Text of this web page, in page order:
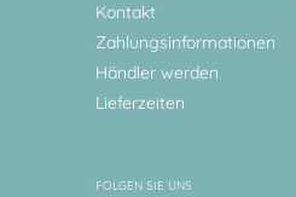
Kontakt
Zahlungsinformationen
Händler werden
Lieferzeiten
FOLGEN SIE UNS